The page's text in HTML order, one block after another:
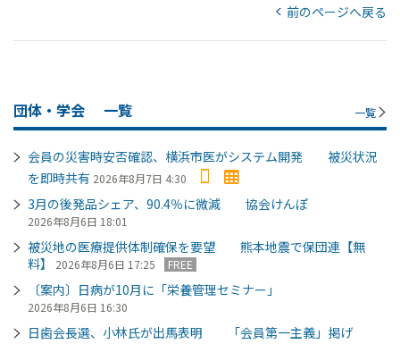
前のページへ戻る
団体・学会 一覧 一覧
会員の災害時安否確認、横浜市医がシステム開発 被災状況
を即時共有 2026年8月7日 4:30
3月の後発品シェア、90.4％に微減 協会けんぽ
2026年8月6日 18:01
被災地の医療提供体制確保を要望 熊本地震で保団連【無
料】
2026年8月6日 17:25 FREE
〔案内〕日病が10月に「栄養管理セミナー」
2026年8月6日 16:30
日歯会長選、小林氏が出馬表明 「会員第一主義」掲げ